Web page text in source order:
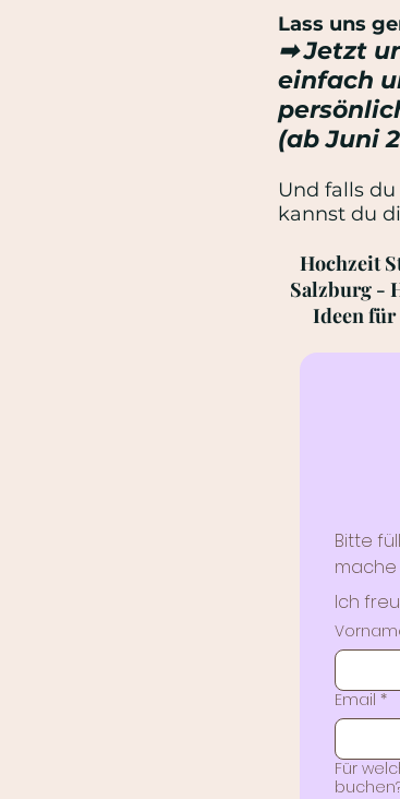
Lass uns
➡ Jetzt
einfach
(ab Juni
Und falls
kannst du
Hochzeit
Salzburg -
Ideen für
Bitte
mache
Ich
Email *
Für